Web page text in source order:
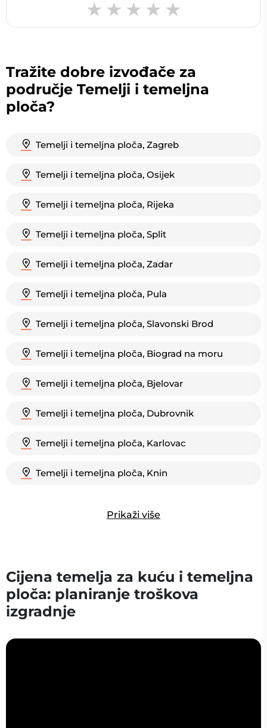
Tražite dobre izvođače za
područje Temelji i temeljna
ploča?
Temelji i temeljna ploča, Zagreb
Temelji i temeljna ploča, Osijek
Temelji i temeljna ploča, Rijeka
Temelji i temeljna ploča, Split
Temelji i temeljna ploča, Zadar
Temelji i temeljna ploča, Pula
Temelji i temeljna ploča, Slavonski Brod
Temelji i temeljna ploča, Biograd na moru
Temelji i temeljna ploča, Bjelovar
Temelji i temeljna ploča, Dubrovnik
Temelji i temeljna ploča, Karlovac
Temelji i temeljna ploča, Knin
Prikaži više
Cijena temelja za kuću i temeljna
ploča: planiranje troškova
izgradnje